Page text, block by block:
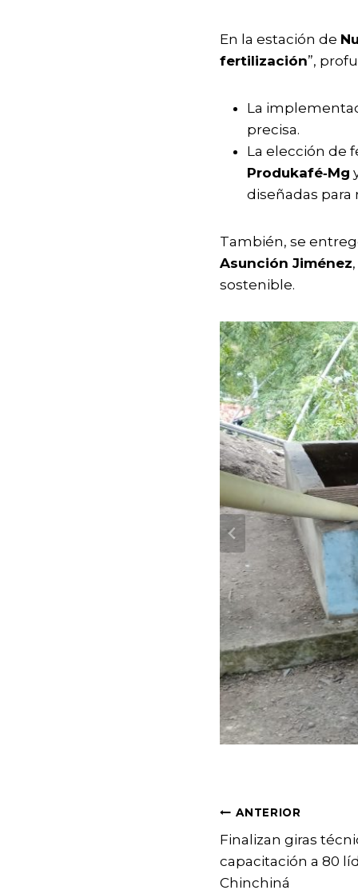
En la estación de
fertilización”,
La
precisa.
La elección de
Produkafé‑Mg
diseñadas
También, se
Asunción Jiménez
sostenible.
de
ANTERIOR
Finalizan giras
capacitación a 80
Chinchiná